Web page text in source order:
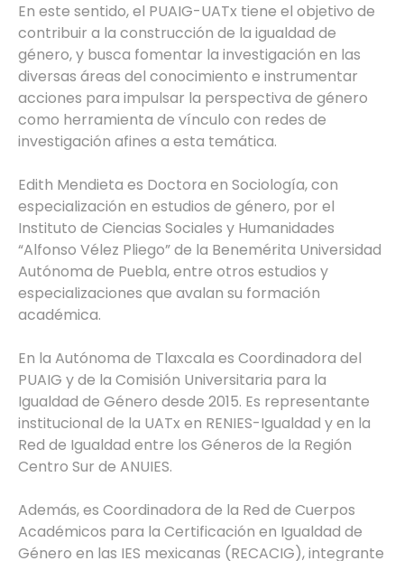
En este sentido, el PUAIG-UATx tiene el objetivo de
contribuir a la construcción de la igualdad de
género, y busca fomentar la investigación en las
diversas áreas del conocimiento e instrumentar
acciones para impulsar la perspectiva de género
como herramienta de vínculo con redes de
investigación afines a esta temática.
Edith Mendieta es Doctora en Sociología, con
especialización en estudios de género, por el
Instituto de Ciencias Sociales y Humanidades
“Alfonso Vélez Pliego” de la Benemérita Universidad
Autónoma de Puebla, entre otros estudios y
especializaciones que avalan su formación
académica.
En la Autónoma de Tlaxcala es Coordinadora del
PUAIG y de la Comisión Universitaria para la
Igualdad de Género desde 2015. Es representante
institucional de la UATx en RENIES-Igualdad y en la
Red de Igualdad entre los Géneros de la Región
Centro Sur de ANUIES.
Además, es Coordinadora de la Red de Cuerpos
Académicos para la Certificación en Igualdad de
Género en las IES mexicanas (RECACIG), integrante